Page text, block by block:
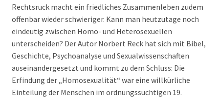
Rechtsruck macht ein friedliches Zusammenleben zudem
offenbar wieder schwieriger. Kann man heutzutage noch
eindeutig zwischen Homo- und Heterosexuellen
unterscheiden? Der Autor Norbert Reck hat sich mit Bibel,
Geschichte, Psychoanalyse und Sexualwissenschaften
auseinandergesetzt und kommt zu dem Schluss: Die
Erfindung der „Homosexualität“ war eine willkürliche
Einteilung der Menschen im ordnungssüchtigen 19.